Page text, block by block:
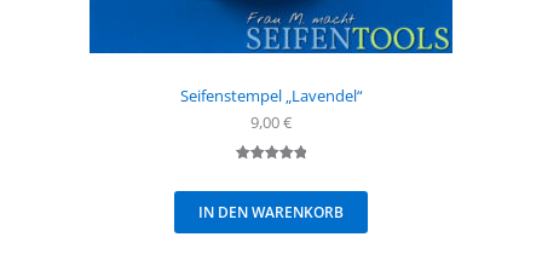
Seifenstempel „Lavendel“
9,00€
mit5.00
von 5,
basierend
IN DEN WARENKORB